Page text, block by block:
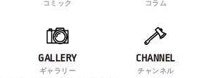
コミック コラム
GALLERY
ギャラリー
CHANNEL
チャンネル